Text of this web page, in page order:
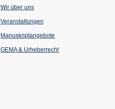
Wir über uns
Veranstaltungen
einem
Tab)
Manuskriptangebote
GEMA & Urheberrecht